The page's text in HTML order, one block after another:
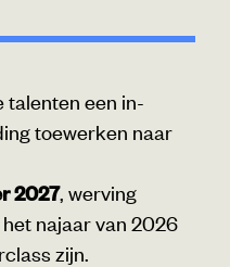
een in-
toewerken naar
2027, werving
najaar van 2026
zijn.